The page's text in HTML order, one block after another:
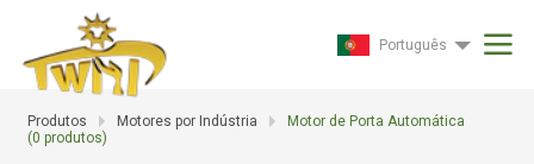
Português
Produtos Motores por Indústria
Motor de Porta Automática
(0 produtos)